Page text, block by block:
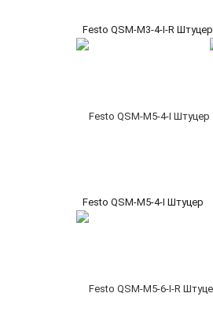
Festo QSM-M3-4-I-R Штуцер
Festo QSM-M5-4-I Штуцер